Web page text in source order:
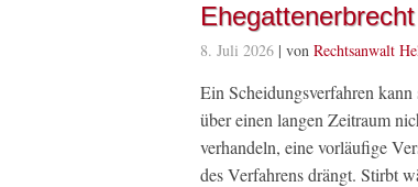
Ehegattenerbrecht
8. Juli 2026 | von Rechtsanwalt
Ein Scheidungsverfahren
über einen langen Zeitraum
verhandeln, eine vorläufige
des Verfahrens drängt. Stirbt